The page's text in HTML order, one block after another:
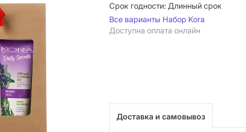
Срок годности: Длинный срок
Все варианты Набор Kora
Доступна оплата онлайн
Доставка и самовывоз